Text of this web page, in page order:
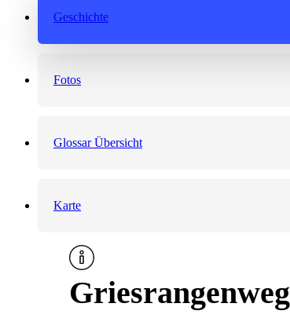
Geschichte
Fotos
Glossar Übersicht
Karte
Griesrangenweg